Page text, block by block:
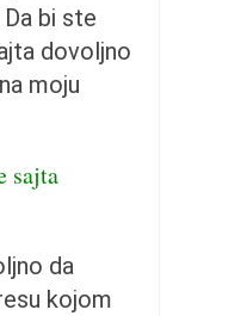
Da bi ste
dovoljno
moju
sajta
da
kojom